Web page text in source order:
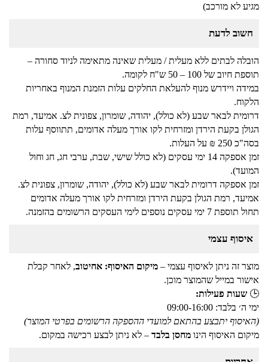
מגיע לא מורכב)
חשוב לדעת
הובלה לבתים ללא מעלית / מעלית שאינה מתאימה לניוד סחורה –
תוספת חיוב של 100 – 50 ש"ח לקומה.
במידה ויידרש מנוף להעלאת החלקים עלות הזמנת המנוף באחריות
הלקוח.
דרומית לבאר שבע (לא כולל), יהודה, שומרון, צפונית לצ. אמיעד, רמת
הגולן בקעת הירדן ומזרחית לקו אורך מעלה אדומים, תתווסף עלות
בסה"כ 250 ₪ על העלות.
זמן אספקה 14 ימי עסקים (לא כולל שישי, שבת, ערבי חג, חג וחול
המועד).
זמן אספקה דרומית לבאר שבע (לא כולל), יהודה, שומרון, צפונית לצ.
אמיעד, רמת הגולן בקעת הירדן ומזרחית לקו אורך מעלה אדומים
תחול תוספת 7 ימי עסקים נוספים לימי העסקים הרשומים בהזמנה.
איסוף עצמי
מוצר זה ניתן לאיסוף עצמי – מיקום האיסוף: אחיטוב, לאחר קבלת
אישור במייל שהמוצר מוכן.
🕒 שעות פעילות:
ימי ה׳ בלבד: 09:00-16:00
(האיסוף יתבצע בהתאם למועדי ההספקה הרשומים בפרטי המוצר)
מיקום האיסוף הינו מחסן בלבד – לא ניתן לבצע רכישה במקום.